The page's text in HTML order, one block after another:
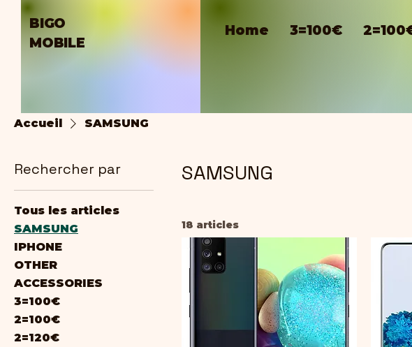
BIGO
MOBILE
Home 3=100€
Accueil SAMSUNG
Rechercher par
Tous les articles
SAMSUNG
IPHONE
OTHER
ACCESSORIES
3=100€
2=100€
2=120€
SAMSUNG
18 articles